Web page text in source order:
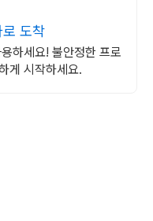
도착
하세요! 불안정한 프로
게 시작하세요.